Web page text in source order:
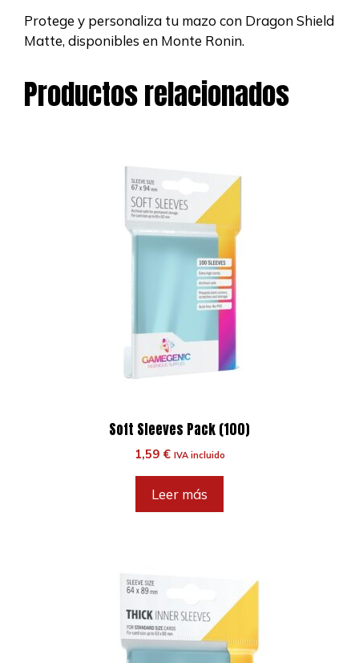
Protege y personaliza tu mazo con Dragon Shield
Matte, disponibles en Monte Ronin.
Productos relacionados
Soft Sleeves Pack (100)
1,59 € IVA incluido
Leer más